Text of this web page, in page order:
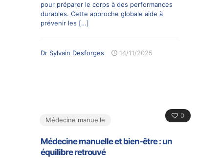
pour préparer le corps à des performances
durables. Cette approche globale aide à
prévenir les […]
Dr Sylvain Desforges 14/11/2025
0
Médecine manuelle
Médecine manuelle et bien-être : un
équilibre retrouvé